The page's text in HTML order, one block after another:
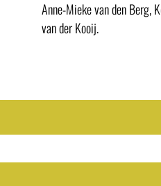
Anne-Mieke van den Berg,
van der Kooij.